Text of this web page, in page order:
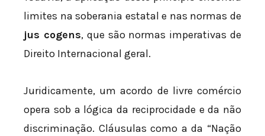
limites na soberania estatal e nas normas de
jus cogens, que são normas imperativas de
Direito Internacional geral.
Juridicamente, um acordo de livre comércio
opera sob a lógica da reciprocidade e da não
discriminação. Cláusulas como a da “Nação